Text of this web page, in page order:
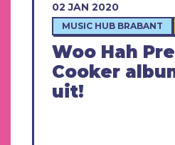
Woo Hah
Cooker
uit!
02 JAN 2020
MUSIC HUB BRABANT